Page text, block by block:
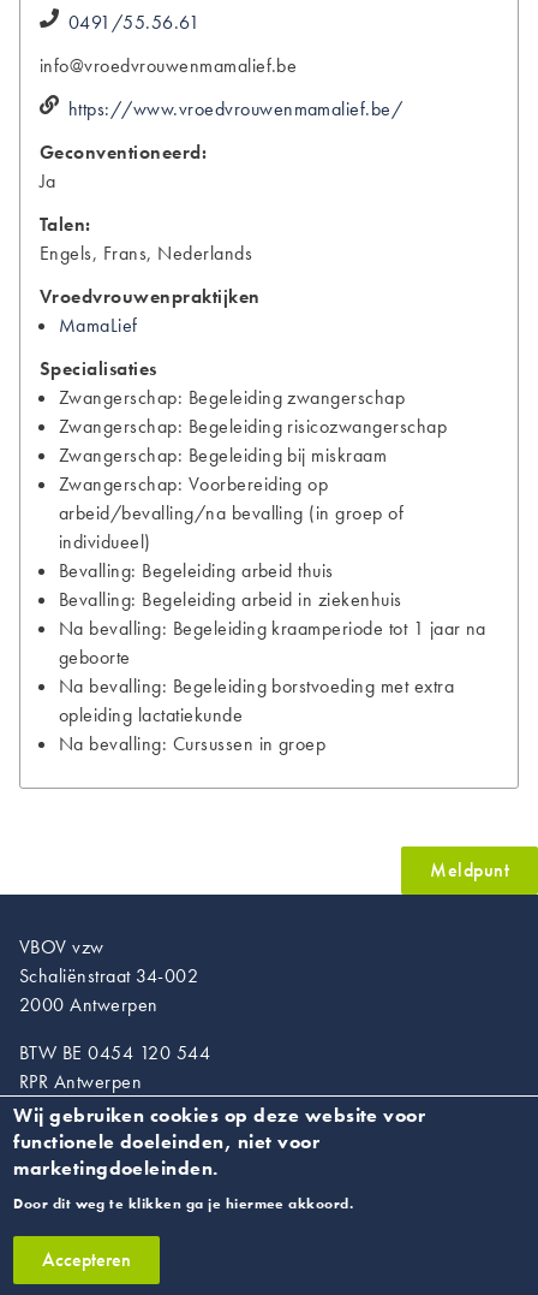
0491/55.56.61
info@vroedvrouwenmamalief.be
https://www.vroedvrouwenmamalief.be/
Geconventioneerd:
Ja
Talen:
Engels, Frans, Nederlands
Vroedvrouwenpraktijken
MamaLief
Specialisaties
Zwangerschap: Begeleiding zwangerschap
Zwangerschap: Begeleiding risicozwangerschap
Zwangerschap: Begeleiding bij miskraam
Zwangerschap: Voorbereiding op
arbeid/bevalling/na bevalling (in groep of
individueel)
Bevalling: Begeleiding arbeid thuis
Bevalling: Begeleiding arbeid in ziekenhuis
Na bevalling: Begeleiding kraamperiode tot 1 jaar na
geboorte
Na bevalling: Begeleiding borstvoeding met extra
opleiding lactatiekunde
Na bevalling: Cursussen in groep
Meldpunt
VBOV vzw
Schaliënstraat 34-002
2000 Antwerpen
BTW BE 0454 120 544
RPR Antwerpen
T. 03/218.89.67
info@vroedvrouwen.be
Privacyverklaring
Wij gebruiken cookies op deze website voor
functionele doeleinden, niet voor
marketingdoeleinden.
Door dit weg te klikken ga je hiermee akkoord.
Accepteren